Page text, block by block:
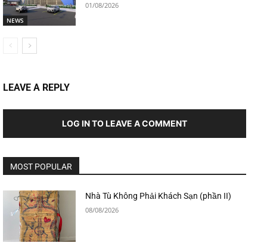
NEWS
01/08/2026
LEAVE A REPLY
LOG IN TO LEAVE A COMMENT
MOST POPULAR
Nhà Tù Không Phải Khách Sạn (phần II)
08/08/2026